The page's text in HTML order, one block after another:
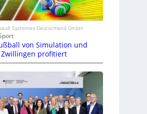
Systemes Deutschland GmbH
von Simulation und
profitiert